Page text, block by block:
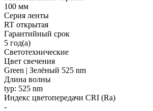
100 мм
Серия ленты
RT открытая
Гарантийный срок
5 год(а)
Светотехнические
Цвет свечения
Green | Зелёный 525 nm
Длина волны
typ: 525 nm
Индекс цветопередачи CRI (Ra)
-